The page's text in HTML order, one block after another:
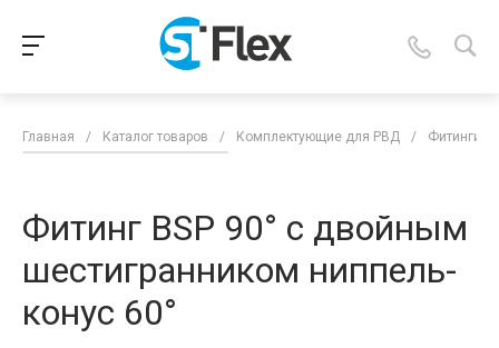
Главная / Каталог товаров / Комплектующие для РВД / Фитинги
Фитинг BSP 90° с двойным
шестигранником ниппель-
конус 60°